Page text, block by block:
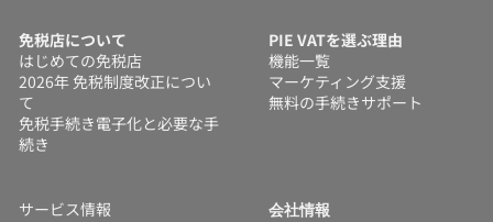
免税店について
はじめての免税店
2026年 免税制度改正につい
て
免税手続き電子化と必要な手
続き
PIE VATを選ぶ理由
機能一覧
マーケティング支援
無料の手続きサポート
サービス情報
会社情報